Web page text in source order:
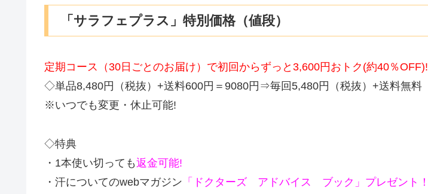
「サラフェプラス」特別価格（値段）
定期コース（30日ごとのお届け）で初回からずっと3,600円おトク(約40％OFF)!
◇単品8,480円（税抜）+送料600円＝9080円⇒毎回5,480円（税抜）+送料無料
※いつでも変更・休止可能!
◇特典
・1本使い切っても返金可能!
・汗についてのwebマガジン 「ドクターズ アドバイス ブック」プレゼント！